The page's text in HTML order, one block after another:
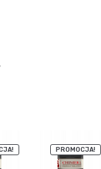
PROMOCJA!